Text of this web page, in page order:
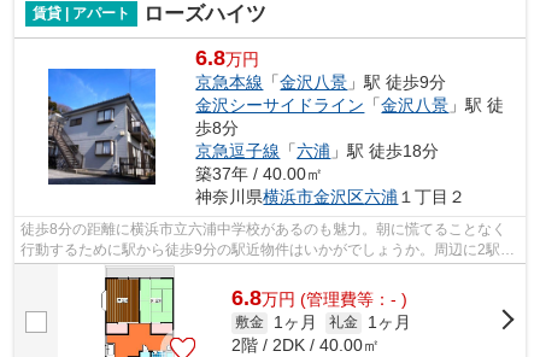
賃貸 | アパート ローズハイツ
6.8万円
京急本線 「金沢八景 」駅 徒歩9分
金沢シーサイドライン 「金沢八景 」駅 徒
歩8分
京急逗子線 「六浦 」駅 徒歩18分
築37年 / 40.00㎡
神奈川県横浜市金沢区六浦 １丁目２
徒歩8分の距離に横浜市立六浦中学校があるのも魅力。朝に慌てることなく
行動するために駅から徒歩9分の駅近物件はいかがでしょうか。周辺に2駅あ
るので電車通勤しやすいです。横浜市金...
6.8万円 (管理費等：- )
敷金 1ヶ月 礼金
1ヶ月
2階 / 2DK / 40.00㎡